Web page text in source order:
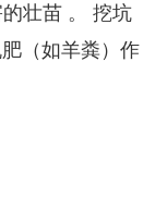
壮苗 。 挖坑
（如羊粪）作